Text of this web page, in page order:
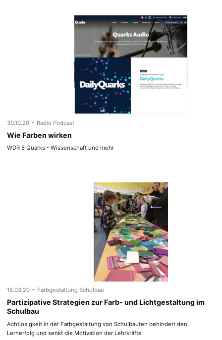
30.10.20 - Radio Podcast
Wie Farben wirken
WDR 5 Quarks - Wissenschaft und mehr
18.03.20 - Farbgestaltung Schulbau
Partizipative Strategien zur Farb- und Lichtgestaltung im
Schulbau
Achtlosigkeit in der Farbgestaltung von Schulbauten behindert den
Lernerfolg und senkt die Motivation der Lehrkräfte